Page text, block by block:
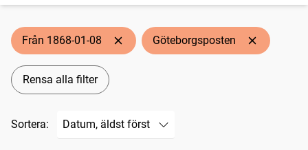
Från 1868-01-08 Göteborgsposten
Rensa alla filter
Sortera: